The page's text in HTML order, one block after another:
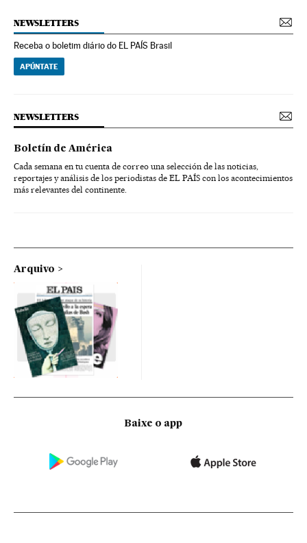
NEWSLETTERS
Receba o boletim diário do EL PAÍS Brasil
APÚNTATE
NEWSLETTERS
Boletín de América
Cada semana en tu cuenta de correo una selección de las noticias,
reportajes y análisis de los periodistas de EL PAÍS con los acontecimientos
más relevantes del continente.
Arquivo
Baixe o app